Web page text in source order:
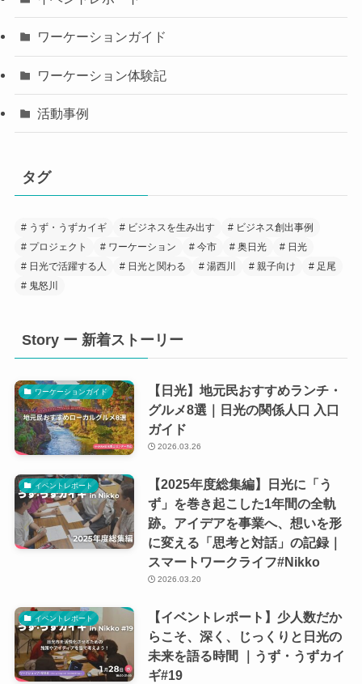
ワーケーションガイド
ワーケーション体験記
活動事例
タグ
うず・うずカイギ ビジネスを生み出す
ビジネス創出事例
プロジェクト
ワーケーション 今市 奥日光
日光
日光で活躍する人
日光と関わる 湯西川 親子向け
足尾
鬼怒川
Story ー 新着ストーリー
ワーケーションガイド
【日光】地元民おすすめランチ・
グルメ8選｜日光の関係人口 入口
ガイド
2026.03.26
イベントレポート
【2025年度総集編】日光に「う
ず」を巻き起こした1年間の全軌
跡。アイデアを事業へ、想いを形
に変える「思考と対話」の記録｜
スマートワークライフ#Nikko
2026.03.20
イベントレポート
【イベントレポート】少人数だか
らこそ、深く、じっくりと日光の
未来を語る時間 ｜うず・うずカイ
ギ#19